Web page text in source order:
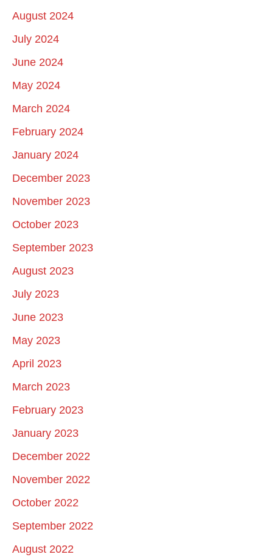
August 2024
July 2024
June 2024
May 2024
March 2024
February 2024
January 2024
December 2023
November 2023
October 2023
September 2023
August 2023
July 2023
June 2023
May 2023
April 2023
March 2023
February 2023
January 2023
December 2022
November 2022
October 2022
September 2022
August 2022